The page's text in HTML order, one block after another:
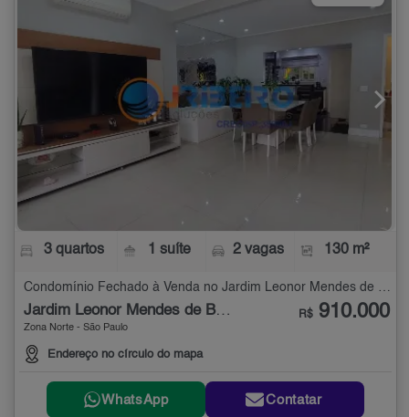
3 quartos 1 suíte 2 vagas 130 m²
Condomínio Fechado à Venda no Jardim Leonor Mendes de Barros com 3 quartos - 130 m²
Jardim Leonor Mendes de Barros
Zona Norte - São Paulo
Endereço no círculo do mapa
R$ 910.000
WhatsApp Contatar